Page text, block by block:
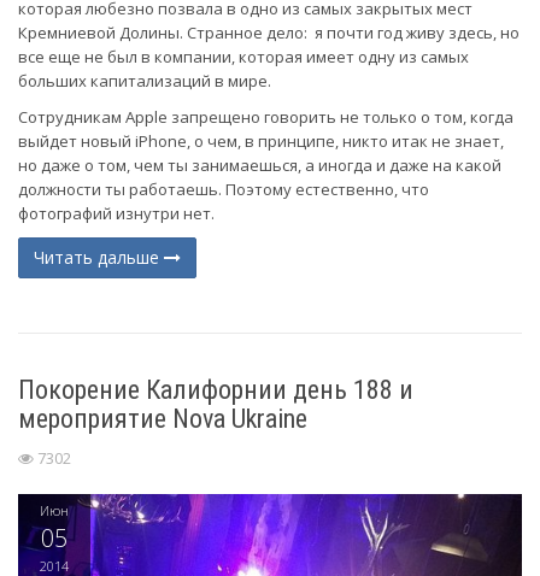
которая любезно позвала в одно из самых закрытых мест
Кремниевой Долины. Странное дело: я почти год живу здесь, но
все еще не был в компании, которая имеет одну из самых
больших капитализаций в мире.
Сотрудникам Apple запрещено говорить не только о том, когда
выйдет новый iPhone, о чем, в принципе, никто итак не знает,
но даже о том, чем ты занимаешься, а иногда и даже на какой
должности ты работаешь. Поэтому естественно, что
фотографий изнутри нет.
Читать дальше
Покорение Калифорнии день 188 и
мероприятие Nova Ukraine
7302
Июн
05
2014